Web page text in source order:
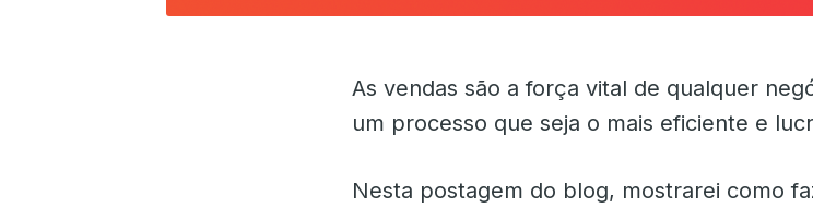
As vendas são a força vital de qualquer
um processo que seja o mais eficiente e
Nesta postagem do blog, mostrarei como